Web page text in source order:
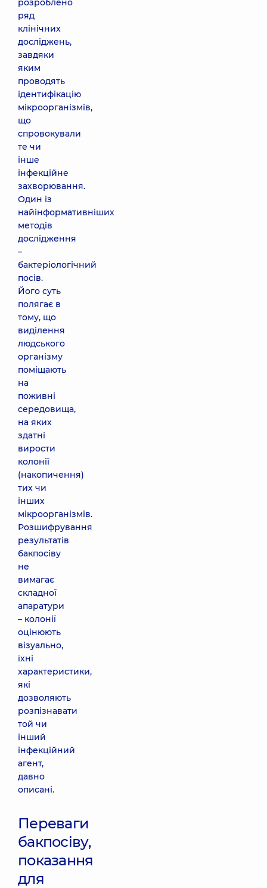
розроблено
ряд
клінічних
досліджень,
завдяки
яким
проводять
ідентифікацію
мікроорганізмів,
що
спровокували
те чи
інше
інфекційне
захворювання.
Один із
найінформативніших
методів
дослідження
–
бактеріологічний
посів.
Його суть
полягає в
тому, що
виділення
людського
організму
поміщають
на
поживні
середовища,
на яких
здатні
вирости
колонії
(накопичення)
тих чи
інших
мікроорганізмів.
Розшифрування
результатів
бакпосіву
не
вимагає
складної
апаратури
– колонії
оцінюють
візуально,
їхні
характеристики,
які
дозволяють
розпізнавати
той чи
інший
інфекційний
агент,
давно
описані.
Переваги
бакпосіву,
показання
для